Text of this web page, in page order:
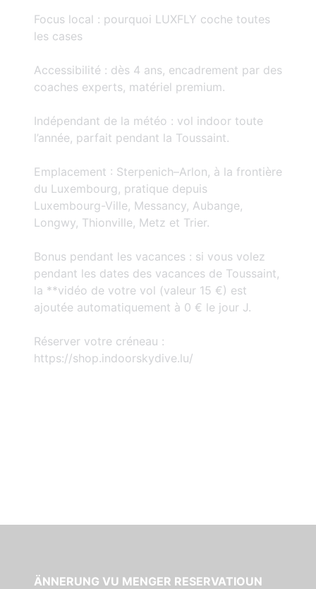
Focus local : pourquoi LUXFLY coche toutes
les cases
Accessibilité : dès 4 ans, encadrement par des
coaches experts, matériel premium.
Indépendant de la météo : vol indoor toute
l’année, parfait pendant la Toussaint.
Emplacement : Sterpenich–Arlon, à la frontière
du Luxembourg, pratique depuis
Luxembourg-Ville, Messancy, Aubange,
Longwy, Thionville, Metz et Trier.
Bonus pendant les vacances : si vous volez
pendant les dates des vacances de Toussaint,
la **vidéo de votre vol (valeur 15 €) est
ajoutée automatiquement à 0 € le jour J.
Réserver votre créneau :
https://shop.indoorskydive.lu/
ÄNNERUNG VU MENGER RESERVATIOUN